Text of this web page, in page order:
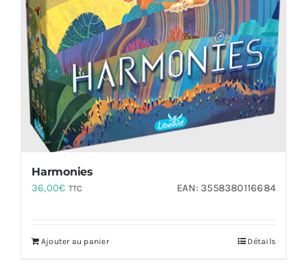
Harmonies
36,00€ TTC EAN:3558380116684
Ajouter au panier Détails